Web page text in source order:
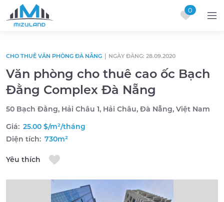
0
CHO THUÊ VĂN PHÒNG ĐÀ NẴNG NGÀY ĐĂNG: 28.09.2020
Văn phòng cho thuê cao ốc Bạch
Đằng Complex Đà Nẵng
50 Bạch Đằng, Hải Châu 1, Hải Châu, Đà Nẵng, Việt Nam
Giá: 25.00 $/m²/tháng
Diện tích: 730m²
Yêu thích